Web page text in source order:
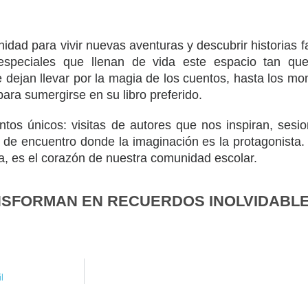
para vivir nuevas aventuras y descubrir historias
que llenan de vida este espacio tan
llevar por la magia de los cuentos, hasta los
sumergirse en su libro preferido.
únicos: visitas de autores que nos inspiran,
encuentro donde la imaginación es la
es el corazón de nuestra comunidad escolar.
EN RECUERDOS